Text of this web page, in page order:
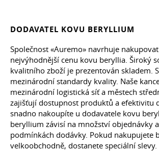
DODAVATEL KOVU BERYLLIUM
Společnost «Auremo» navrhuje
nejvýhodnější cenu kovu beryllia. Široký
kvalitního zboží je prezentován skladem.
mezinárodní standardy kvality. Naše
mezinárodní logistická síť a městech
zajišťují dostupnost produktů a efektivitu
snadno nakoupíte u dodavatele kovu
beryllium závisí na množství objednávky
podmínkách dodávky. Pokud nakupujete
velkoobchodně, dostanete speciální slevy.